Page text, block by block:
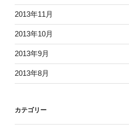
2013年11月
2013年10月
2013年9月
2013年8月
カテゴリー